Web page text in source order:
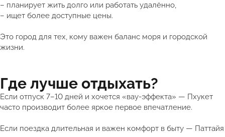
– планирует жить долго или работать удалённо,
– ищет более доступные цены.
Это город для тех, кому важен баланс моря и городской
жизни.
Где лучше отдыхать?
Если отпуск 7–10 дней и хочется «вау-эффекта» — Пхукет
часто производит более яркое первое впечатление.
Если поездка длительная и важен комфорт в быту — Паттайя